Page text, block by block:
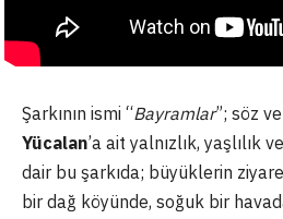
Şarkının ismi “Bayramlar”; söz
Yücalan’a ait yalnızlık, yaşlılık
dair bu şarkıda; büyüklerin
bir dağ köyünde, soğuk bir